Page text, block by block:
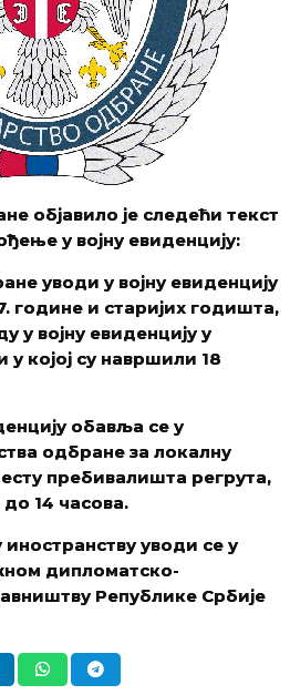
објавило је следећи текст
у војну евиденцију:
уводи у војну евиденцију
године и старијих годишта,
у војну евиденцију у
којој су навршили 18
обавља се у
одбране за локалну
пребивалишта регрута,
14 часова.
иностранству уводи се у
дипломатско-
Републике Србије